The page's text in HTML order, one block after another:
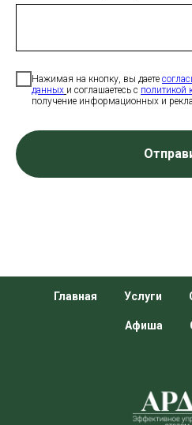
Нажимая на кнопку, вы даете с
данных и соглашаетесь c политикой
получение информационных и
Главная Услуги
Афиша